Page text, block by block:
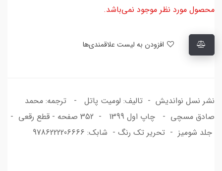
محصول مورد نظر موجود نمی‌باشد.
نشر نسل نواندیش - تالیف: لومیت پاتل - ترجمه: محمد
صادق مسچی - چاپ اول 1399 - 352 صفحه - قطع رقعی -
جلد شومیز - تحریر تک رنگ - شابک: 9786222206666